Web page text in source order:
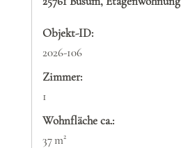
Objekt-ID:
2026-106
Zimmer:
1
Wohnfläche ca.:
37 m²